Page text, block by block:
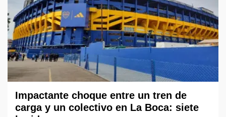
Impactante choque entre un tren de
carga y un colectivo en La Boca: siete